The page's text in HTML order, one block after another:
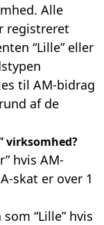
Alle
registreret
“Lille” eller
til AM-bidrag
af de
virksomhed?
hvis AM-
skat er over 1
“Lille” hvis